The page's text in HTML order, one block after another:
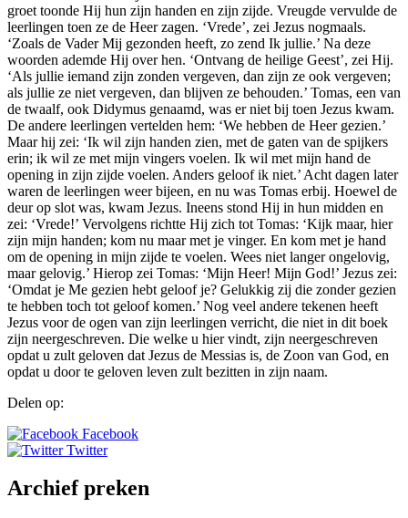
groet toonde Hij hun zijn handen en zijn zijde. Vreugde vervulde de
leerlingen toen ze de Heer zagen. ‘Vrede’, zei Jezus nogmaals.
‘Zoals de Vader Mij gezonden heeft, zo zend Ik jullie.’ Na deze
woorden ademde Hij over hen. ‘Ontvang de heilige Geest’, zei Hij.
‘Als jullie iemand zijn zonden vergeven, dan zijn ze ook vergeven;
als jullie ze niet vergeven, dan blijven ze behouden.’ Tomas, een van
de twaalf, ook Didymus genaamd, was er niet bij toen Jezus kwam.
De andere leerlingen vertelden hem: ‘We hebben de Heer gezien.’
Maar hij zei: ‘Ik wil zijn handen zien, met de gaten van de spijkers
erin; ik wil ze met mijn vingers voelen. Ik wil met mijn hand de
opening in zijn zijde voelen. Anders geloof ik niet.’ Acht dagen later
waren de leerlingen weer bijeen, en nu was Tomas erbij. Hoewel de
deur op slot was, kwam Jezus. Ineens stond Hij in hun midden en
zei: ‘Vrede!’ Vervolgens richtte Hij zich tot Tomas: ‘Kijk maar, hier
zijn mijn handen; kom nu maar met je vinger. En kom met je hand
om de opening in mijn zijde te voelen. Wees niet langer ongelovig,
maar gelovig.’ Hierop zei Tomas: ‘Mijn Heer! Mijn God!’ Jezus zei:
‘Omdat je Me gezien hebt geloof je? Gelukkig zij die zonder gezien
te hebben toch tot geloof komen.’ Nog veel andere tekenen heeft
Jezus voor de ogen van zijn leerlingen verricht, die niet in dit boek
zijn neergeschreven. Die welke u hier vindt, zijn neergeschreven
opdat u zult geloven dat Jezus de Messias is, de Zoon van God, en
opdat u door te geloven leven zult bezitten in zijn naam.
Delen op:
Facebook
Twitter
Archief preken